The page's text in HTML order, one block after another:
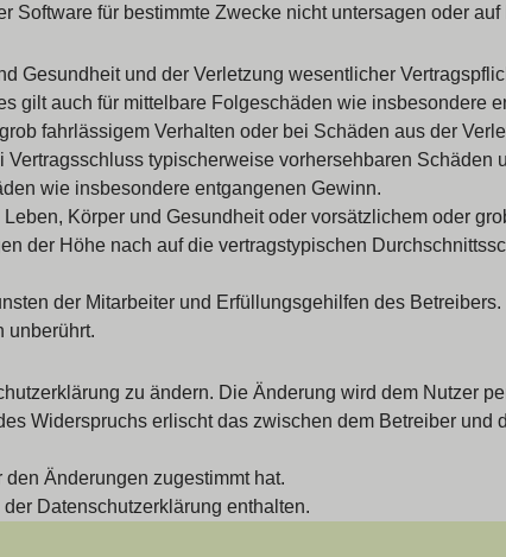
für bestimmte Zwecke nicht untersagen oder
Gesundheit und der Verletzung wesentlicher
gilt auch für mittelbare Folgeschäden wie insbesondere
fahrlässigem Verhalten oder bei Schäden aus der
typischerweise vorhersehbaren Schäden
wie insbesondere entgangenen Gewinn.
Körper und Gesundheit oder vorsätzlichem oder
der Höhe nach auf die vertragstypischen
der Mitarbeiter und Erfüllungsgehilfen des Betreibers.
unberührt.
zu ändern. Die Änderung wird dem Nutzer
Widerspruchs erlischt das zwischen dem Betreiber
Änderungen zugestimmt hat.
Datenschutzerklärung enthalten.